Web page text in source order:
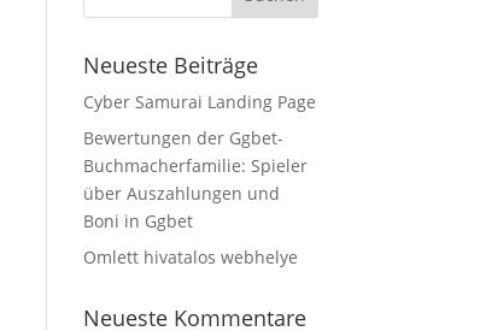
Neueste Beiträge
Cyber Samurai Landing Page
Bewertungen der Ggbet-
Buchmacherfamilie: Spieler
über Auszahlungen und
Boni in Ggbet
Omlett hivatalos webhelye
Neueste Kommentare